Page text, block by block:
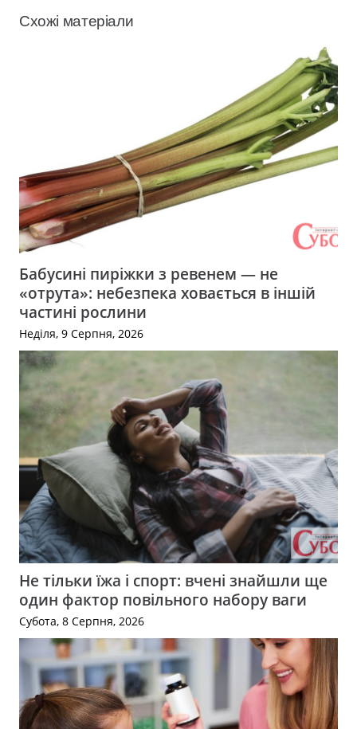
Схожі матеріали
Бабусині пиріжки з ревенем — не
«отрута»: небезпека ховається в іншій
частині рослини
Неділя, 9 Серпня, 2026
Не тільки їжа і спорт: вчені знайшли ще
один фактор повільного набору ваги
Субота, 8 Серпня, 2026